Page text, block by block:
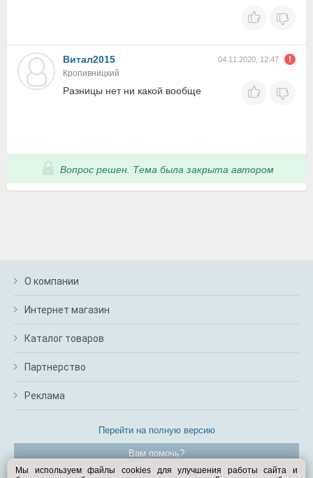
Витал2015 04.11.2020, 12:47
Кропивницкий
Разницы нет ни какой вообще
Вопрос решен. Тема была закрыта автором
О компании
Интернет магазин
Каталог товаров
Партнерство
Реклама
Перейти на полную версию
Вам помочь?
Мы используем файлы cookies для улучшения работы сайта и